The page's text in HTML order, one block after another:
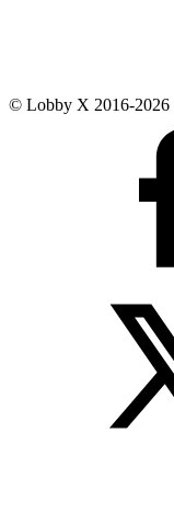
© Lobby X 2016-2026